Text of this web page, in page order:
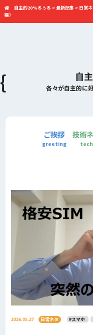
自
各々が自主的に
自主的20%るぅる > 最新記事 > 日常
編）
ご挨拶
greeting
技術
tech
2026.05.27 日常ネタ #スマホ